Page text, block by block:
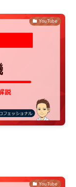
YouTube
YouTube